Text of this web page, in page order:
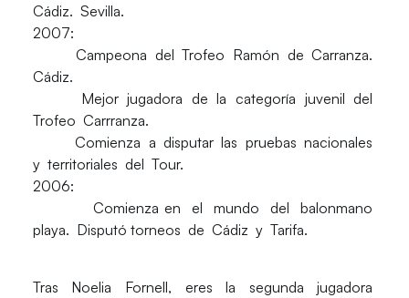
Cádiz. Sevilla.
2007:
Campeona del Trofeo Ramón de Carranza.
Cádiz.
Mejor jugadora de la categoría juvenil del
Trofeo Carrranza.
Comienza a disputar las pruebas nacionales
y territoriales del Tour.
2006:
Comienza en el mundo del balonmano
playa. Disputó torneos de Cádiz y Tarifa.
Tras Noelia Fornell, eres la segunda jugadora